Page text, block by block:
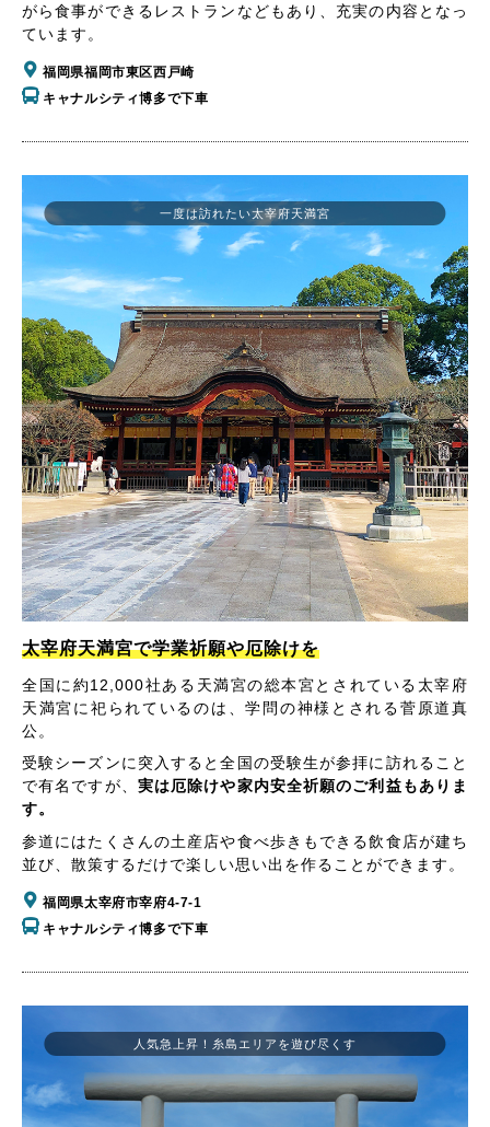
がら食事ができるレストランなどもあり、充実の内容となっ
ています。
福岡県福岡市東区西戸崎
キャナルシティ博多で下車
太宰府天満宮で学業祈願や厄除けを
全国に約12,000社ある天満宮の総本宮とされている太宰府
天満宮に祀られているのは、学問の神様とされる菅原道真
公。
受験シーズンに突入すると全国の受験生が参拝に訪れること
で有名ですが、 実は厄除けや家内安全祈願のご利益もありま
す。
参道にはたくさんの土産店や食べ歩きもできる飲食店が建ち
並び、散策するだけで楽しい思い出を作ることができます。
福岡県太宰府市宰府4-7-1
キャナルシティ博多で下車
一度は訪れたい太宰府天満宮
人気急上昇！糸島エリアを遊び尽くす